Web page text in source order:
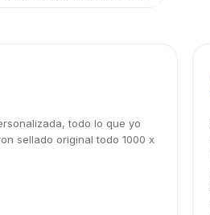
todo lo que yo
sellado original todo 1000 x